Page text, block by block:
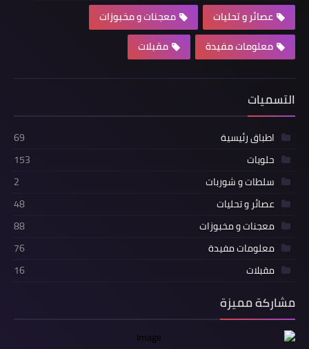
عصائر و تحليات
معجنات و مخبوزات
معلومات مفيدة
مقبلات
التسميات
اطباق رئيسية
69
حلويات
153
سلطات و شوربات
2
عصائر و تحليات
48
معجنات و مخبوزات
88
معلومات مفيدة
76
مقبلات
16
مشاركة مميزة